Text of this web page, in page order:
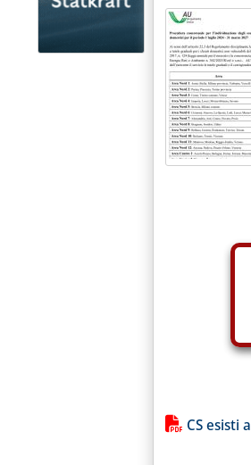
ListaCS esisti